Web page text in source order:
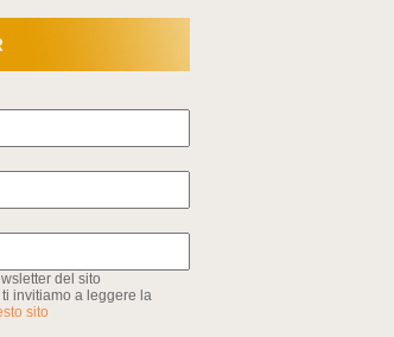
del sito
invitiamo a leggere la
sito